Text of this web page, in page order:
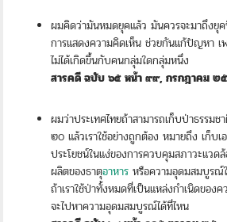
ผมคิดว่ามันหมดยุคแล้ว มันควรจะมาถึงยุ
การแสดงความคิดเห็น ช่วยกันแก้ปัญหา
ไม่ได้เกิดขึ้นกับคนกลุ่มใดกลุ่มหนึ่ง
สารคดี ฉบับ ๖๕ หน้า ๙๙, กรกฎาคม ๒
ผมว่าประเทศไทยถ้าสามารถเก็บป่าธรรมช
๒๐ แล้วเราใช้อย่างถูกต้อง หมายถึง เก็บเ
ประโยชน์ในแง่ของการควบคุมสภาวะแวด
ผลิตของธาตุอาหาร หรือความอุดมสมบูรณ์
ถ้าเราใช้ป่าทั้งหมดที่เป็นแหล่งกำเนิดของ
จะไปหาความอุดมสมบูรณ์ได้ที่ไหน